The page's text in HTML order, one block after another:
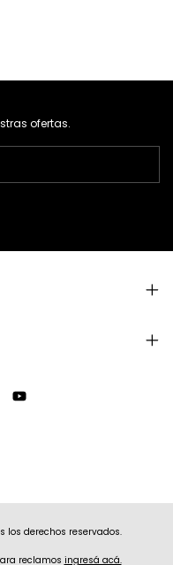
ofertas.
los derechos reservados.
reclamos ingresá acá.